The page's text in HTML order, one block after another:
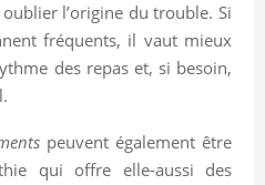
l’origine du trouble. Si
fréquents, il vaut mieux
des repas et, si besoin,
peuvent également être
qui offre elle-aussi des